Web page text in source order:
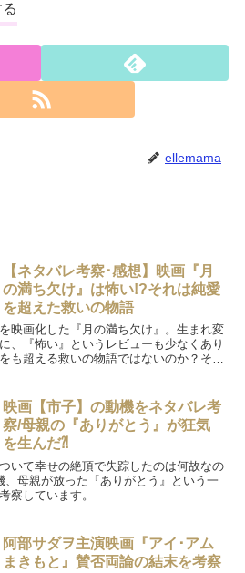
ellemama
【ネタバレ考察･感想】映画『月
の満ち欠け』は怖い!?それは純愛
を超えた救いの物語
映画化した『月の満ち欠け』。生まれ変
、『怖い』というレビューも少なくあり
も超える救いの物語ではないのか？そん
映画【市子】の動機をネタバレ考
察/母親の『ありがとう』が狂気
を生んだ⁈
いて幸せの絶頂で失踪したのは何故なの
母親が放った『ありがとう』という一
察しています。
阿部サダヲ主演映画『アイ･アム
まきもと』賛否両論の結末を考察